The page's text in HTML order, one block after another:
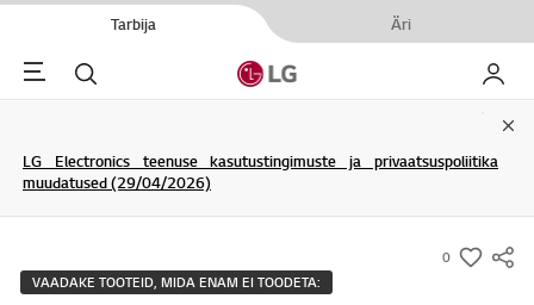
Tarbija Äri
Menu Otsi Minu
LG Electronics teenuse kasutustingimuste ja privaatsuspoliitika
muudatused (29/04/2026)
0
s
VAADAKE TOOTEID, MIDA ENAM EI TOODETA: